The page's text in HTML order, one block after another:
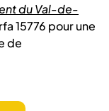
du Val-de-
15776 pour une
de